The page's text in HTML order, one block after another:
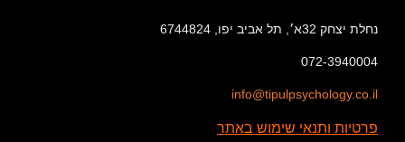
נחלת יצחק 32א׳, תל אביב יפו, 6744824
072-3940004
info@tipulpsychology.co.il
פרטיות ותנאי שימוש באתר